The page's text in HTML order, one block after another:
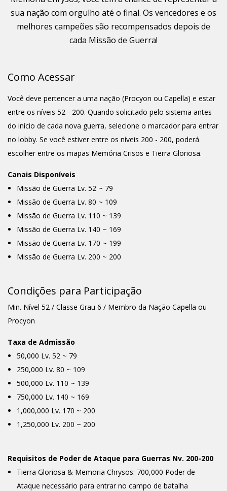
sua nação com orgulho até o final. Os vencedores e os
melhores campeões são recompensados depois de
cada Missão de Guerra!
Como Acessar
Você deve pertencer a uma nação (Procyon ou Capella) e estar
entre os níveis 52 - 200. Quando solicitado pelo sistema antes
do início de cada nova guerra, selecione o marcador para entrar
no lobby. Se você estiver entre os níveis 200 - 200, poderá
escolher entre os mapas Memória Crisos e Tierra Gloriosa.
Canais Disponíveis
Missão de Guerra Lv. 52 ~ 79
Missão de Guerra Lv. 80 ~ 109
Missão de Guerra Lv. 110 ~ 139
Missão de Guerra Lv. 140 ~ 169
Missão de Guerra Lv. 170 ~ 199
Missão de Guerra Lv. 200 ~ 200
Condições para Participação
Min. Nível 52 / Classe Grau 6 / Membro da Nação Capella ou
Procyon
Taxa de Admissão
50,000 Lv. 52 ~ 79
250,000 Lv. 80 ~ 109
500,000 Lv. 110 ~ 139
750,000 Lv. 140 ~ 169
1,000,000 Lv. 170 ~ 200
1,250,000 Lv. 200 ~ 200
Requisitos de Poder de Ataque para Guerras Nv. 200-200
Tierra Gloriosa & Memoria Chrysos: 700,000 Poder de
Ataque necessário para entrar no campo de batalha